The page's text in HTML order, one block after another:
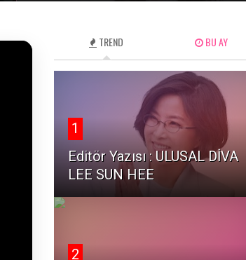
TREND BU AY
1
Editör Yazısı : ULUSAL DİVA
LEE SUN HEE
2